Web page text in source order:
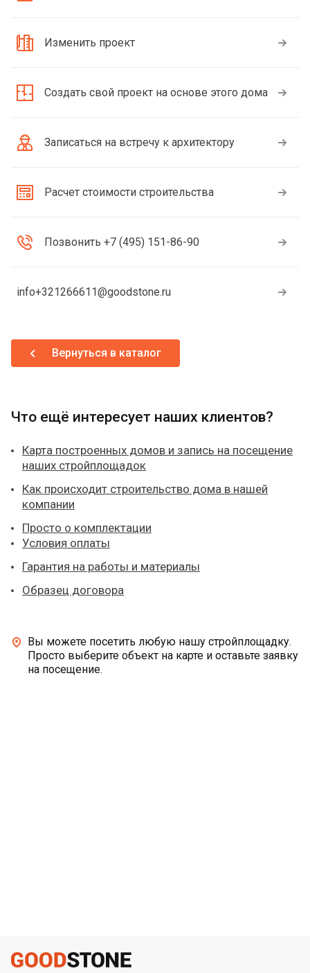
Изменить проект
Создать свой проект на основе этого дома
Записаться на встречу к архитектору
Расчет стоимости строительства
Позвонить +7 (495) 151-86-90
info+321266611@goodstone.ru
Вернуться в каталог
Что ещё интересует наших клиентов?
Карта построенных домов и запись на посещение
наших стройплощадок
Как происходит строительство дома в нашей
компании
Просто о комплектации
Условия оплаты
Гарантия на работы и материалы
Образец договора
Вы можете посетить любую нашу стройплощадку.
Просто выберите объект на карте и оставьте заявку
на посещение.